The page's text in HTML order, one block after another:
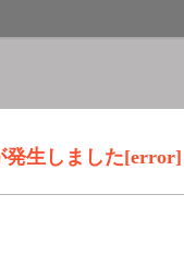
発生しました[error]